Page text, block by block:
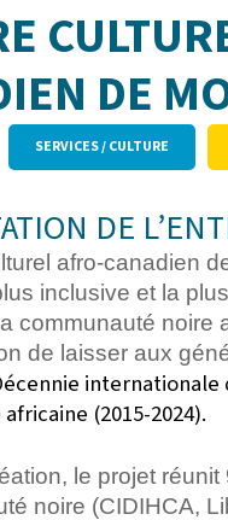
DE
SERVICES / CULTURE
DE
afro-canadien
inclusive et la
communauté noire
de laisser aux
internationale
(2015-2024).
le projet
noire (CIDIHCA,